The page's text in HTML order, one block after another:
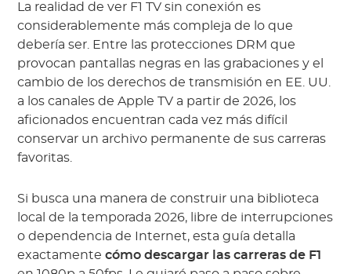
La realidad de ver F1 TV sin conexión es
considerablemente más compleja de lo que
debería ser. Entre las protecciones DRM que
provocan pantallas negras en las grabaciones y el
cambio de los derechos de transmisión en EE. UU.
a los canales de Apple TV a partir de 2026, los
aficionados encuentran cada vez más difícil
conservar un archivo permanente de sus carreras
favoritas.
Si busca una manera de construir una biblioteca
local de la temporada 2026, libre de interrupciones
o dependencia de Internet, esta guía detalla
exactamentecómo descargar las carreras de F1